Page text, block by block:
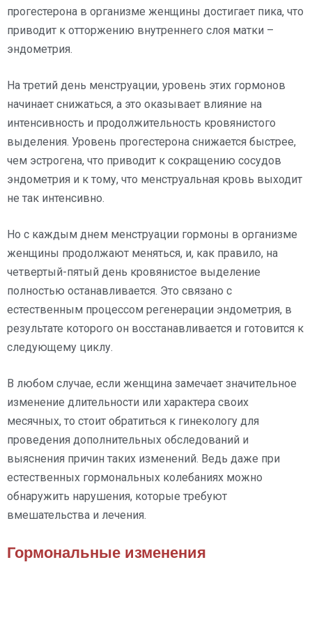
прогестерона в организме женщины достигает пика, что
приводит к отторжению внутреннего слоя матки –
эндометрия.
На третий день менструации, уровень этих гормонов
начинает снижаться, а это оказывает влияние на
интенсивность и продолжительность кровянистого
выделения. Уровень прогестерона снижается быстрее,
чем эстрогена, что приводит к сокращению сосудов
эндометрия и к тому, что менструальная кровь выходит
не так интенсивно.
Но с каждым днем менструации гормоны в организме
женщины продолжают меняться, и, как правило, на
четвертый-пятый день кровянистое выделение
полностью останавливается. Это связано с
естественным процессом регенерации эндометрия, в
результате которого он восстанавливается и готовится к
следующему циклу.
В любом случае, если женщина замечает значительное
изменение длительности или характера своих
месячных, то стоит обратиться к гинекологу для
проведения дополнительных обследований и
выяснения причин таких изменений. Ведь даже при
естественных гормональных колебаниях можно
обнаружить нарушения, которые требуют
вмешательства и лечения.
Гормональные изменения